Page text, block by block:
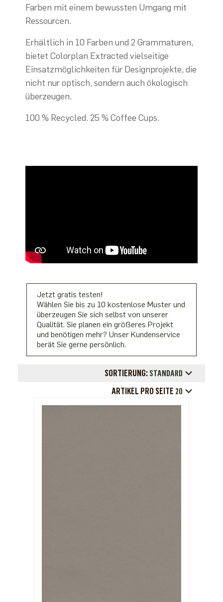
Farben mit einem bewussten Umgang mit
Ressourcen.
Erhältlich in 10 Farben und 2 Grammaturen,
bietet Colorplan Extracted vielseitige
Einsatzmöglichkeiten für Designprojekte, die
nicht nur optisch, sondern auch ökologisch
überzeugen.
100 % Recycled. 25 % Coffee Cups.
Jetzt gratis testen!
Wählen Sie bis zu 10 kostenlose Muster und
überzeugen Sie sich selbst von unserer
Qualität. Sie planen ein größeres Projekt
und benötigen mehr? Unser Kundenservice
berät Sie gerne persönlich.
SORTIERUNG: STANDARD
ARTIKEL PRO SEITE 20